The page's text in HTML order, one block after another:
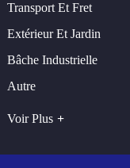
Transport Et Fret
Extérieur Et Jardin
Bâche Industrielle
Autre
Voir Plus